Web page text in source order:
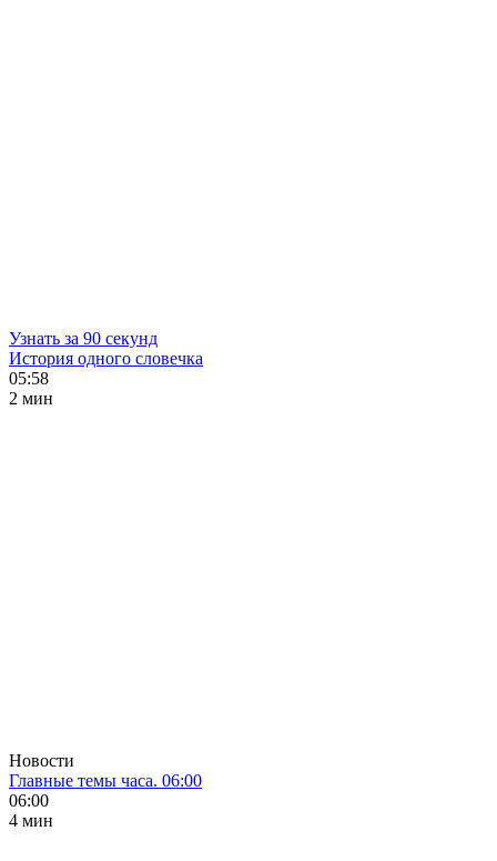
Узнать за 90 секунд
История одного словечка
05:58
2 мин
Новости
Главные темы часа. 06:00
06:00
4 мин